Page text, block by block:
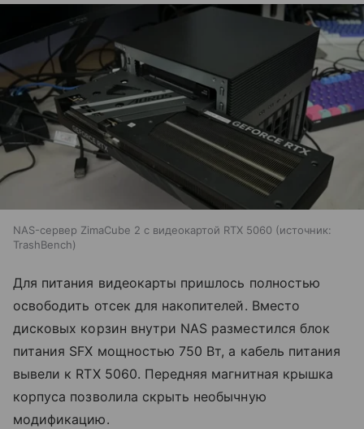
NAS-сервер ZimaCube 2 с видеокартой RTX 5060
источник:
TrashBench
Для питания видеокарты пришлось полностью
освободить отсек для накопителей. Вместо
дисковых корзин внутри NAS разместился блок
питания SFX мощностью 750 Вт, а кабель питания
вывели к RTX 5060. Передняя магнитная крышка
корпуса позволила скрыть необычную
модификацию.